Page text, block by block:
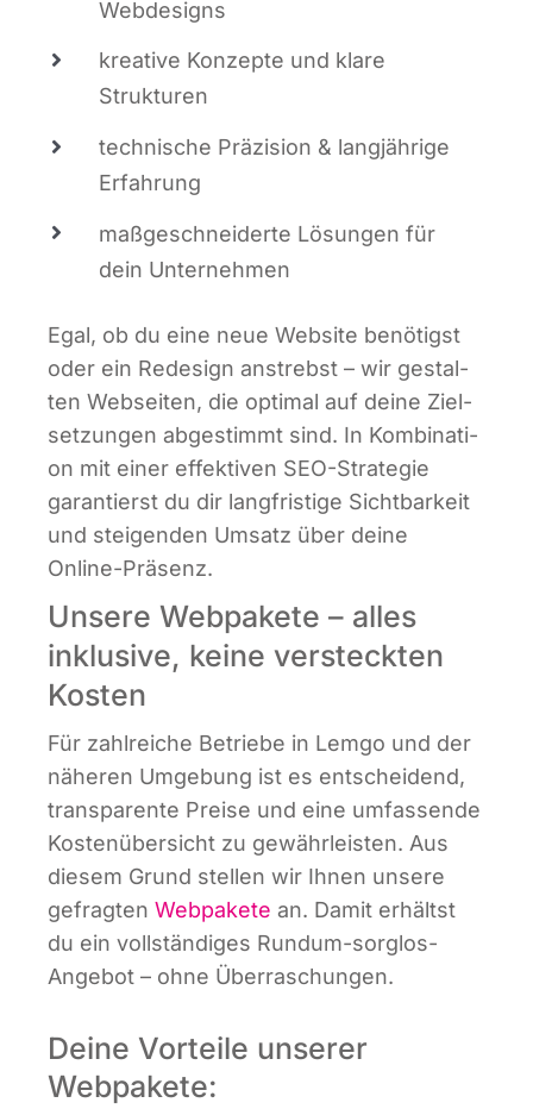
Webdesigns
krea­ti­ve Kon­zep­te und kla­re
Strukturen
tech­ni­sche Prä­zi­si­on & lang­jäh­ri­ge
Erfahrung
maß­ge­schnei­der­te Lösun­gen für
dein Unternehmen
Egal, ob du eine neue Web­site benö­tigst
oder ein Rede­sign anstrebst – wir gestal­
ten Web­sei­ten, die opti­mal auf dei­ne Ziel­
set­zun­gen abge­stimmt sind. In Kom­bi­na­ti­
on mit einer effek­ti­ven SEO-Stra­te­gie
garan­tierst du dir lang­fris­ti­ge Sicht­bar­keit
und stei­gen­den Umsatz über dei­ne
Online-Präsenz.
Unsere Webpakete – alles
inklusive, keine versteckten
Kosten
Für zahl­rei­che Betrie­be in Lem­go und der
nähe­ren Umge­bung ist es ent­schei­dend,
trans­pa­ren­te Prei­se und eine umfas­sen­de
Kos­ten­über­sicht zu gewähr­leis­ten. Aus
die­sem Grund stel­len wir Ihnen unse­re
gefrag­ten Web­pa­ke­te an. Damit erhältst
du ein voll­stän­di­ges Rund­um-sorg­los-
Ange­bot – ohne Überraschungen.
Deine Vorteile unserer
Webpakete: